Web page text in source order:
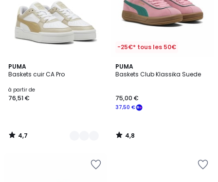
PUMA
Baskets cuir CA Pro
à partir de
76,51 €
4,7
/ 5
2
Couleurs
4,7
/
-25€* tous les 50€
PUMA
Baskets Club Klassika Suede
37,50 €
75,00 €
4,8
/ 5
4,8
/